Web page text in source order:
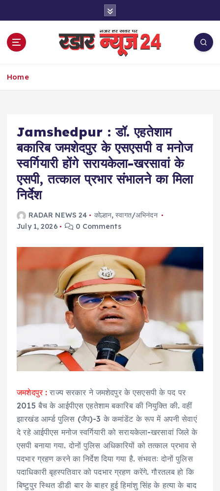
Home
Jamshedpur : डॉ. एहतेशाम
बकारिब जमशेदपुर के एसएसपी व मनोज
स्वर्गियारी होंगे सरायकेला-खरसावां के
एसपी, तत्काल प्रभार संभालने का मिला
निर्देश
RADAR NEWS 24 कोल्हान,स्वागत/अभिनंदन
July 1, 2026
0 Comments
जमशेदपुर : राज्य सरकार ने जमशेदपुर के एसएसपी के पद पर
2015 बैच के आईपीएस एहतेशाम बकारिब की नियुक्ति की. वहीं
झारखंड आर्म्ड पुलिस (जैप)-3 के कमांडेंट के रूप में अपनी सेवाएं
दे रहे आईपीएस मनोज स्वर्गियारी को सरायकेला-खरसावां जिले के
एसपी बनाया गया. दोनों पुलिस अधिकारियों को तत्काल प्रभाव से
पदभार ग्रहण करने का निर्देश दिया गया है. संभवतः दोनों पुलिस
पदाधिकारी बृहस्पतिवार को पदभार ग्रहण करेंगे. गौरतलब हो कि
बिष्टुपुर स्थित डीडी बार के बाहर हुई हिमांशु सिंह के हत्या के बाद